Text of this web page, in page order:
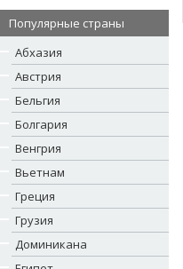
Популярные страны
Абхазия
Австрия
Бельгия
Болгария
Венгрия
Вьетнам
Греция
Грузия
Доминикана